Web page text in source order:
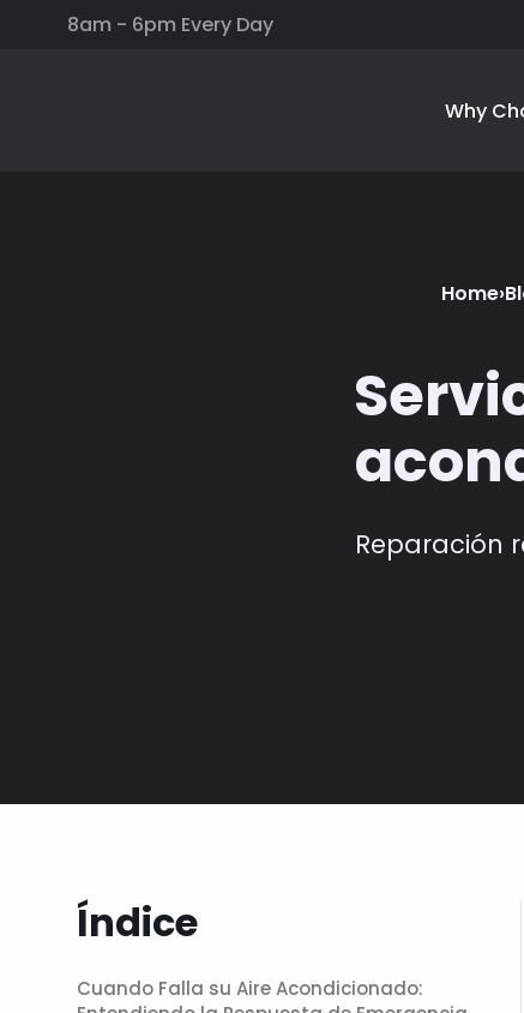
8am - 6pm Every Day
Why
Home›
Reparación
Índice
Cuando Falla su Aire Acondicionado: